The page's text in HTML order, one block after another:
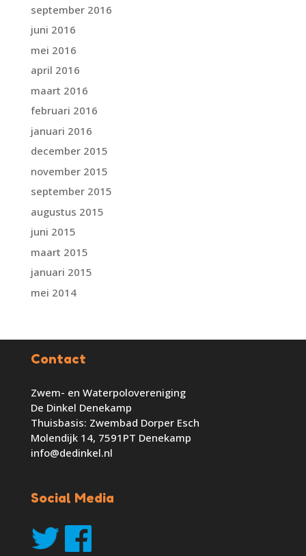
september 2016
juni 2016
mei 2016
april 2016
maart 2016
februari 2016
januari 2016
december 2015
november 2015
september 2015
augustus 2015
juni 2015
maart 2015
januari 2015
mei 2014
Contact
Zwem- en Waterpolovereniging
De Dinkel Denekamp
Thuisbasis: Zwembad Dorper Esch
Molendijk 14, 7591PT Denekamp
info@dedinkel.nl
Social Media